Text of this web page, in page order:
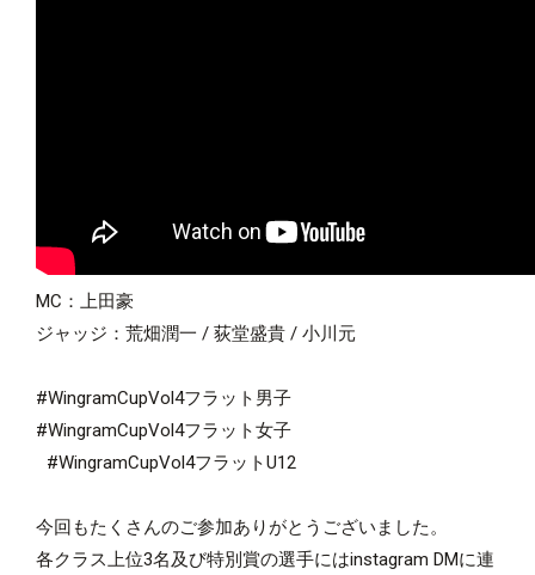
MC：上田豪
ジャッジ：荒畑潤一 / 荻堂盛貴 / 小川元
#WingramCupVol4フラット男子
#WingramCupVol4フラット女子
#WingramCupVol4フラットU12
今回もたくさんのご参加ありがとうございました。
各クラス上位3名及び特別賞の選手にはinstagram DMに連